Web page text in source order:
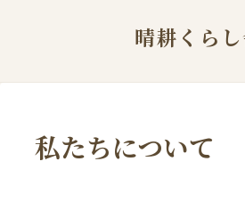
晴耕くら
私たちについて